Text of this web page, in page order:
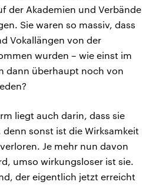
der Akademien und Verbände
Sie waren so massiv, dass
Vokallängen von der
wurden – wie einst im
dann überhaupt noch von
liegt auch darin, dass sie
sonst ist die Wirksamkeit
verloren. Je mehr nun davon
umso wirkungsloser ist sie.
der eigentlich jetzt erreicht